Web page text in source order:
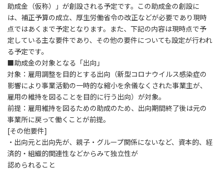
助成金（仮称）」が創設される予定です。この助成金の創設に
は、補正予算の成立、厚生労働省令の改正などが必要であり現時
点ではあくまで予定となります。また、下記の内容は現時点で予
定している主な要件であり、その他の要件についても設定が行われ
る予定です。
■助成金の対象となる「出向」
対象： 雇用調整を目的とする出向（新型コロナウイルス感染症の
影響により事業活動の一時的な縮小を余儀なくされた事業主が、
雇用の維持を図ることを目的に行う出向）が対象。
前提： 雇用維持を図るための助成のため、出向期間終了後は元の
事業所に戻って働くことが前提。
[その他要件]
・出向元と出向先が、親子・グループ関係にないなど、資本的、経
済的・組織的関連性などからみて独立性が
認められること